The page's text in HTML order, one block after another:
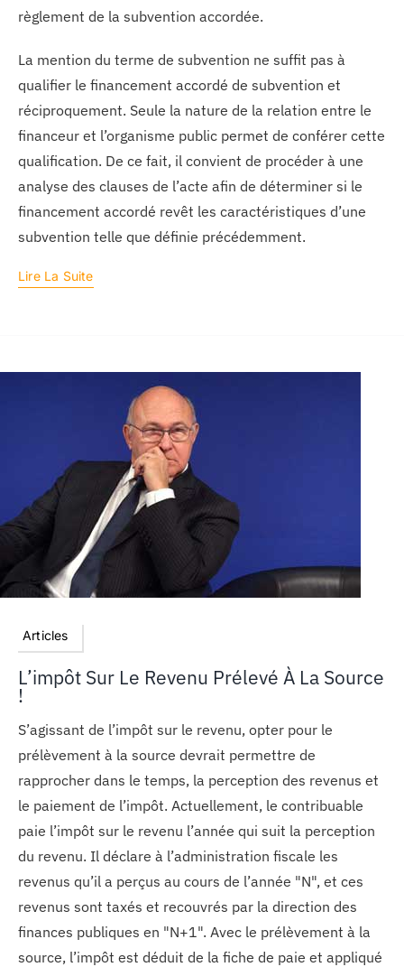
règlement de la subvention accordée.
La mention du terme de subvention ne suffit pas à
qualifier le financement accordé de subvention et
réciproquement. Seule la nature de la relation entre le
financeur et l’organisme public permet de conférer cette
qualification. De ce fait, il convient de procéder à une
analyse des clauses de l’acte afin de déterminer si le
financement accordé revêt les caractéristiques d’une
subvention telle que définie précédemment.
Lire La Suite
Articles
L’impôt Sur Le Revenu Prélevé À La Source
!
S’agissant de l’impôt sur le revenu, opter pour le
prélèvement à la source devrait permettre de
rapprocher dans le temps, la perception des revenus et
le paiement de l’impôt. Actuellement, le contribuable
paie l’impôt sur le revenu l’année qui suit la perception
du revenu. Il déclare à l’administration fiscale les
revenus qu’il a perçus au cours de l’année "N", et ces
revenus sont taxés et recouvrés par la direction des
finances publiques en "N+1". Avec le prélèvement à la
source, l’impôt est déduit de la fiche de paie et appliqué